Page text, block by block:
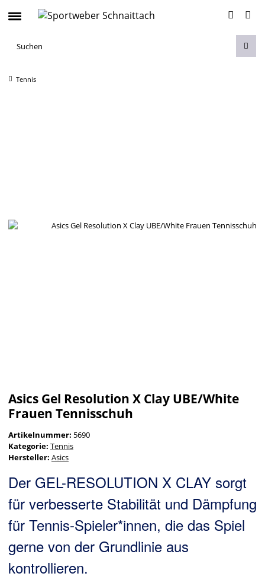
Tennis
Asics Gel Resolution X Clay UBE/White
Frauen Tennisschuh
Artikelnummer: 5690
Kategorie: Tennis
Hersteller: Asics
Der GEL-RESOLUTION X CLAY sorgt
für verbesserte Stabilität und Dämpfung
für Tennis-Spieler*innen, die das Spiel
gerne von der Grundlinie aus
kontrollieren.